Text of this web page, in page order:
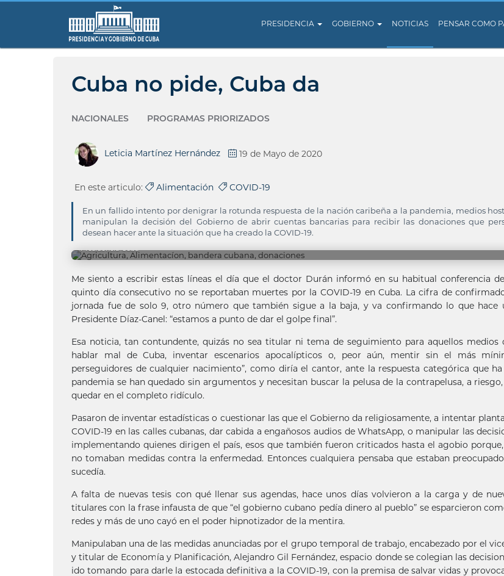
PRESIDENCIA GOBIERNO NOTICIAS PENSAR COMO
Cuba no pide, Cuba da
NACIONALES PROGRAMAS PRIORIZADOS
Leticia Martínez Hernández 19 de Mayo de 2020
En este articulo: Alimentación COVID-19
En un fallido intento por denigrar la rotunda respuesta de la nación caribeña a la pandemia, medios
manipulan la decisión del Gobierno de abrir cuentas bancarias para recibir las donaciones que
desean hacer ante la situación que ha creado la COVID-19.
Presidencia Cuba
Me siento a escribir estas líneas el día que el doctor Durán informó en su habitual conferencia
quinto día consecutivo no se reportaban muertes por la COVID-19 en Cuba. La cifra de
jornada fue de solo 9, otro número que también sigue a la baja, y va confirmando lo que hace
Presidente Díaz-Canel: “estamos a punto de dar el golpe final”.
Esa noticia, tan contundente, quizás no sea titular ni tema de seguimiento para aquellos medios
hablar mal de Cuba, inventar escenarios apocalípticos o, peor aún, mentir sin el más
perseguidores de cualquier nacimiento”, como diría el cantor, ante la respuesta categórica que
pandemia se han quedado sin argumentos y necesitan buscar la pelusa de la contrapelusa, a
quedar en el completo ridículo.
Pasaron de inventar estadísticas o cuestionar las que el Gobierno da religiosamente, a intentar
COVID-19 en las calles cubanas, dar cabida a engañosos audios de WhatsApp, o manipular las
implementando quienes dirigen el país, esos que también fueron criticados hasta el agobio
no tomaban medidas contra la enfermedad. Entonces cualquiera pensaba que estaban
sucedía.
A falta de nuevas tesis con qué llenar sus agendas, hace unos días volvieron a la carga y de
titulares con la frase infausta de que “el gobierno cubano pedía dinero al pueblo” se esparcieron
redes y más de uno cayó en el poder hipnotizador de la mentira.
Manipulaban una de las medidas anunciadas por el grupo temporal de trabajo, encabezado por el
y titular de Economía y Planificación, Alejandro Gil Fernández, espacio donde se colegian las
ido tomando para darle la estocada definitiva a la COVID-19, con la premisa de salvar vidas y